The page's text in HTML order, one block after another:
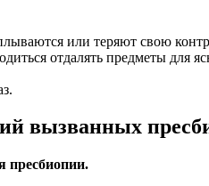
или теряют свою
отдалять предметы для
вызванных
пресбиопии.